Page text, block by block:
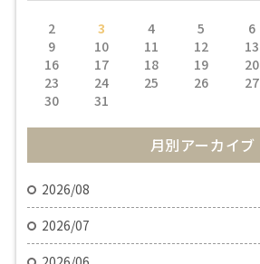
2
3 4 5 6
9
10 11 12 13
16
17 18 19 20
23
24 25 26 27
30
31
月別アーカイブ
2026/08
2026/07